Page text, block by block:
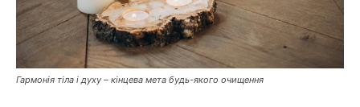
Гармонія тіла і духу – кінцева мета будь-якого очищення